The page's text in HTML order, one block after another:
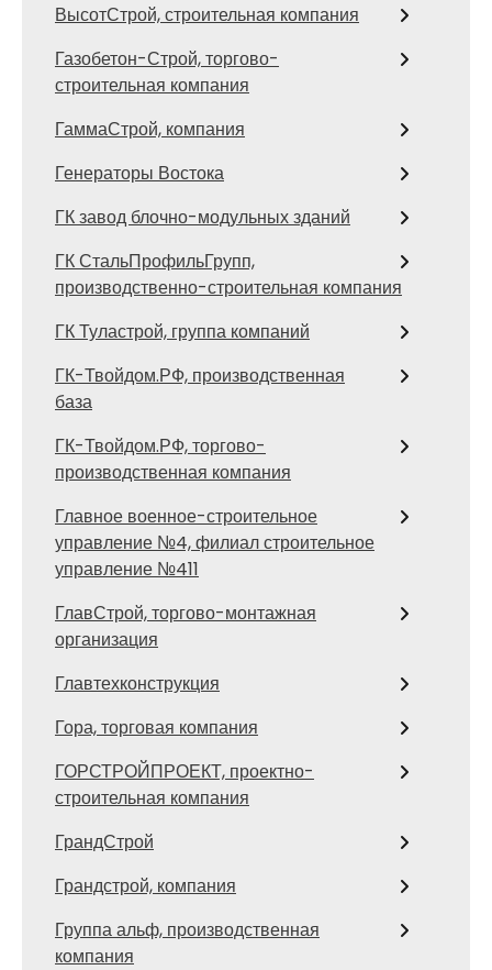
ВысотСтрой, строительная компания
Газобетон-Строй, торгово-
строительная компания
ГаммаСтрой, компания
Генераторы Востока
ГК завод блочно-модульных зданий
ГК СтальПрофильГрупп,
производственно-строительная компания
ГК Туластрой, группа компаний
ГК-Твойдом.РФ, производственная
база
ГК-Твойдом.РФ, торгово-
производственная компания
Главное военное-строительное
управление №4, филиал строительное
управление №411
ГлавСтрой, торгово-монтажная
организация
Главтехконструкция
Гора, торговая компания
ГОРСТРОЙПРОЕКТ, проектно-
строительная компания
ГрандСтрой
Грандстрой, компания
Группа альф, производственная
компания